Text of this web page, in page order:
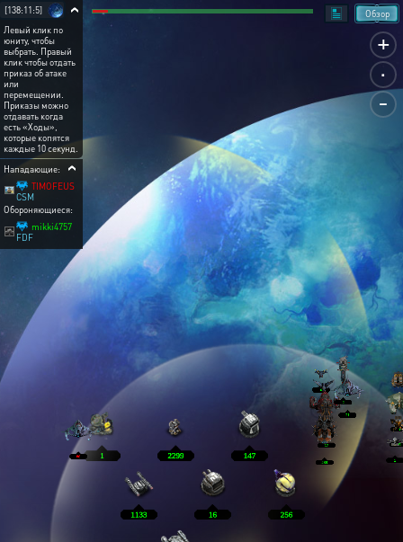
+
.
-
Обзор
[138:11:5]
Левый клик по
юниту, чтобы
выбрать. Правый
клик чтобы отдать
приказ об атаке
или
перемещении.
Приказы можно
отдавать когда
есть «Ходы»,
которые копятся
каждые 10 секунд.
Нападающие:
TIMOFEUS
CSM
Обороняющиеся:
mikki4757
FDF